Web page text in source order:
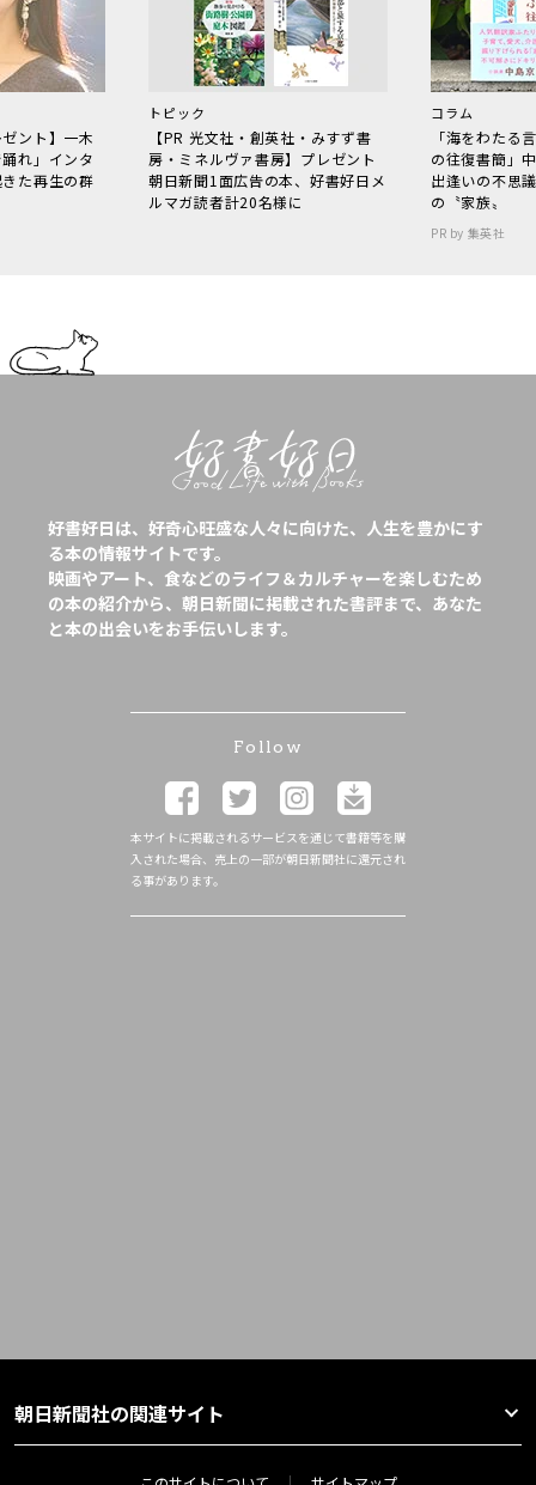
ント】一木
れ」インタ
た再生の群
トピック
【PR 光文社・創英社・みすず書
房・ミネルヴァ書房】プレゼント
朝日新聞1面広告の本、好書好日メ
ルマガ読者計20名様に
コラム
「海をわた
の往復書簡」
出逢いの不思
の〝家族〟
PR by 集英社
好書好日は、好奇心旺盛な人々に向けた、人生を豊かにす
る本の情報サイトです。
映画やアート、食などのライフ＆カルチャーを楽しむため
の本の紹介から、朝日新聞に掲載された書評まで、あなた
と本の出会いをお手伝いします。
Follow
本サイトに掲載されるサービスを通じて書籍等を購
入された場合、売上の一部が朝日新聞社に還元され
る事があります。
朝日新聞社の関連サイト